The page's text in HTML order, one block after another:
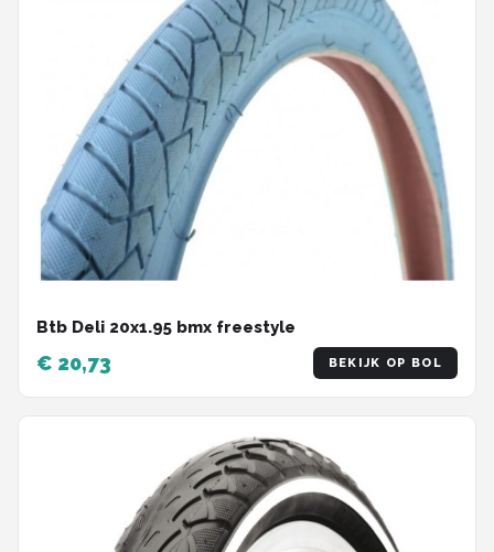
Btb Deli 20x1.95 bmx freestyle
€ 20,73 BEKIJK OP BOL